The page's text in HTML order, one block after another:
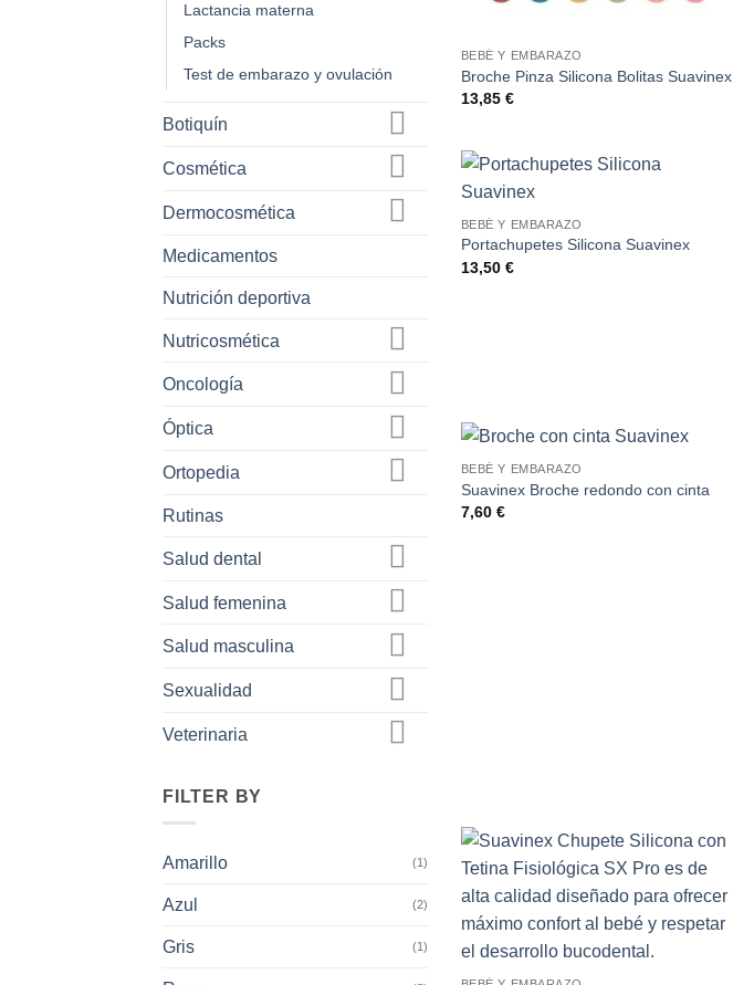
Lactancia materna
Packs
Test de embarazo y ovulación
Botiquín
Cosmética
Dermocosmética
Medicamentos
Nutrición deportiva
Nutricosmética
Oncología
Óptica
Ortopedia
Rutinas
Salud dental
Salud femenina
Salud masculina
Sexualidad
Veterinaria
FILTER BY
Amarillo (1)
Azul (2)
Gris (1)
BEBÉ Y EMBARAZO
Broche Pinza Silicona Bolitas Suavinex
13,85 €
BEBÉ Y EMBARAZO
Portachupetes Silicona Suavinex
13,50 €
BEBÉ Y EMBARAZO
Suavinex Broche redondo con cinta
7,60 €